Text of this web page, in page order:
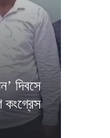
দিবসে
কংগ্রেস